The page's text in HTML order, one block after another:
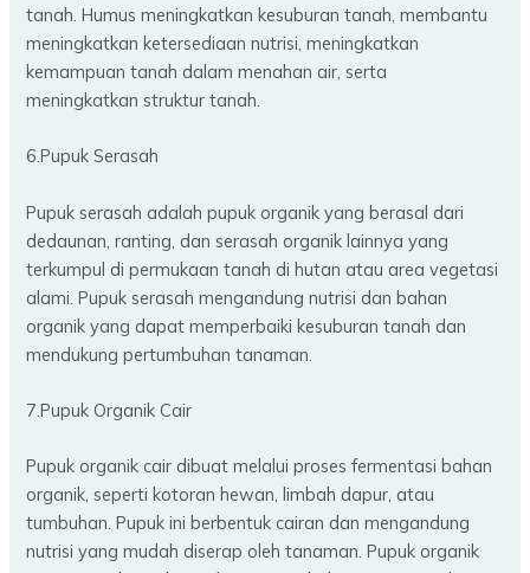
tanah. Humus meningkatkan kesuburan tanah, membantu
meningkatkan ketersediaan nutrisi, meningkatkan
kemampuan tanah dalam menahan air, serta
meningkatkan struktur tanah.
6.Pupuk Serasah
Pupuk serasah adalah pupuk organik yang berasal dari
dedaunan, ranting, dan serasah organik lainnya yang
terkumpul di permukaan tanah di hutan atau area vegetasi
alami. Pupuk serasah mengandung nutrisi dan bahan
organik yang dapat memperbaiki kesuburan tanah dan
mendukung pertumbuhan tanaman.
7.Pupuk Organik Cair
Pupuk organik cair dibuat melalui proses fermentasi bahan
organik, seperti kotoran hewan, limbah dapur, atau
tumbuhan. Pupuk ini berbentuk cairan dan mengandung
nutrisi yang mudah diserap oleh tanaman. Pupuk organik